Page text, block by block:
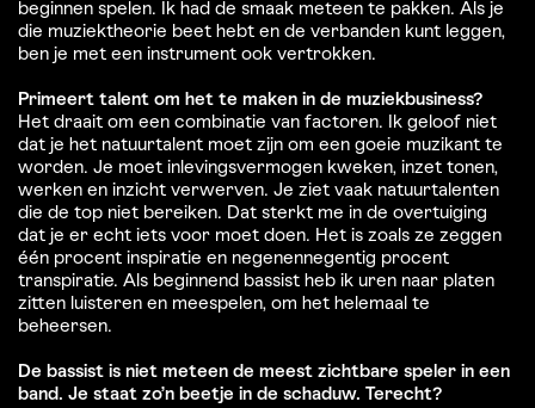
beginnen spelen. Ik had de smaak meteen te pakken. Als je
die muziektheorie beet hebt en de verbanden kunt leggen,
ben je met een instrument ook vertrokken.
Primeert talent om het te maken in de muziekbusiness?
Het draait om een combinatie van factoren. Ik geloof niet
dat je het natuurtalent moet zijn om een goeie muzikant te
worden. Je moet inlevingsvermogen kweken, inzet tonen,
werken en inzicht verwerven. Je ziet vaak natuurtalenten
die de top niet bereiken. Dat sterkt me in de overtuiging
dat je er echt iets voor moet doen. Het is zoals ze zeggen
één procent inspiratie en negenennegentig procent
transpiratie. Als beginnend bassist heb ik uren naar platen
zitten luisteren en meespelen, om het helemaal te
beheersen.
De bassist is niet meteen de meest zichtbare speler in een
band. Je staat zo’n beetje in de schaduw. Terecht?